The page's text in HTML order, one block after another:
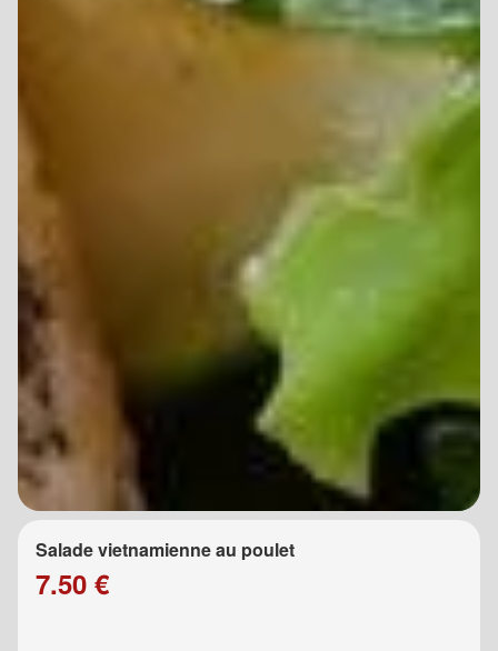
Salade vietnamienne au poulet
7.50 €